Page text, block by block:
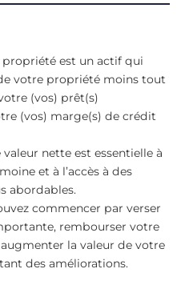
propriété est un actif qui
votre propriété moins tout
(vos) prêt(s)
(vos) marge(s) de crédit
nette est essentielle à
et à l’accès à des
abordables.
commencer par verser
rembourser votre
la valeur de votre
des améliorations.